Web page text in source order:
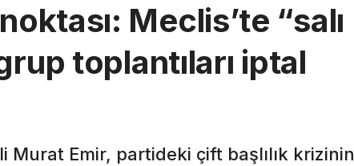
Meclis’te “salı
toplantıları iptal
Murat Emir, partideki çift başlılık krizinin